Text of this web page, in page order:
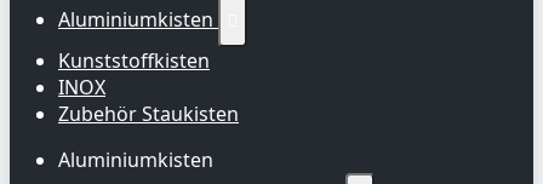
Aluminiumkisten
Kunststoffkisten
INOX
Zubehör Staukisten
Aluminiumkisten